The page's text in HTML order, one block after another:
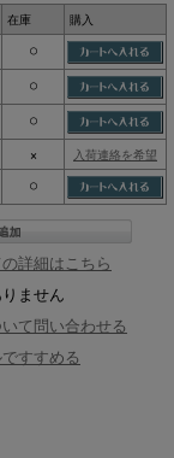
在庫 購入
○
○
○
× 入荷連絡を希望
○
詳細はこちら
ません
て問い合わせる
すすめる